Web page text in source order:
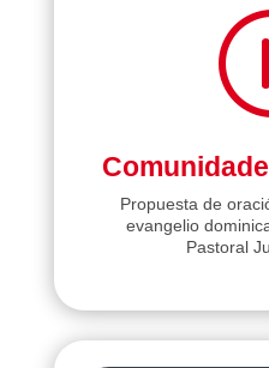
Propuesta de
evangelio
Pastoral